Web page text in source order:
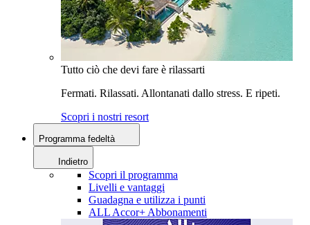
Tutto ciò che devi fare è rilassarti
Fermati. Rilassati. Allontanati dallo stress. E ripeti.
Scopri i nostri resort
Programma fedeltà
Indietro
Scopri il programma
Livelli e vantaggi
Guadagna e utilizza i punti
ALL Accor+ Abbonamenti